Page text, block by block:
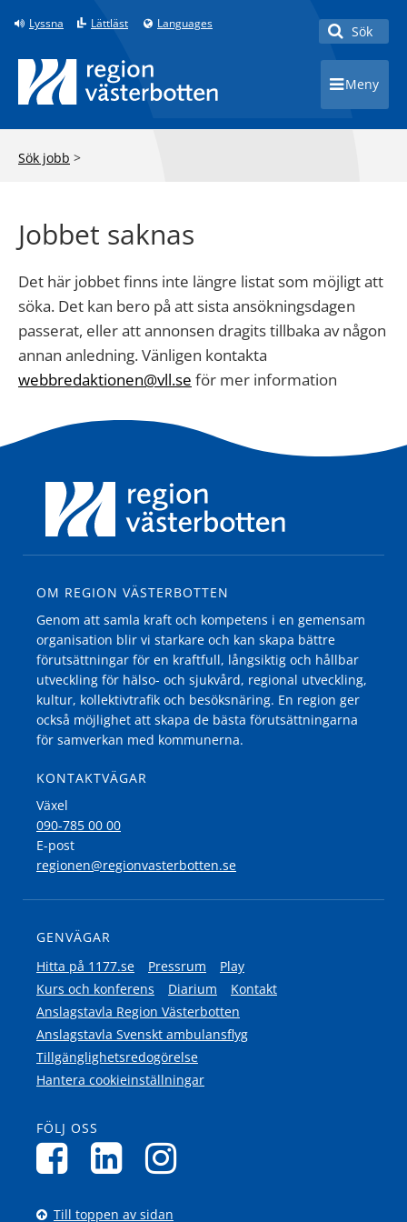
Lyssna Lättläst Languages
Toggle
Sök
Toggle
Meny
Sök jobb >
Jobbet saknas
Det här jobbet finns inte längre listat som möjligt att
söka. Det kan bero på att sista ansökningsdagen
passerat, eller att annonsen dragits tillbaka av någon
annan anledning. Vänligen kontakta
webbredaktionen@vll.se för mer information
OM REGION VÄSTERBOTTEN
Genom att samla kraft och kompetens i en gemensam
organisation blir vi starkare och kan skapa bättre
förutsättningar för en kraftfull, långsiktig och hållbar
utveckling för hälso- och sjukvård, regional utveckling,
kultur, kollektivtrafik och besöksnäring. En region ger
också möjlighet att skapa de bästa förutsättningarna
för samverkan med kommunerna.
KONTAKTVÄGAR
Växel
090-785 00 00
E-post
regionen@regionvasterbotten.se
GENVÄGAR
Hitta på 1177.se
Pressrum
Play
Kurs och konferens
Diarium
Kontakt
Anslagstavla Region Västerbotten
Anslagstavla Svenskt ambulansflyg
Tillgänglighetsredogörelse
Hantera cookieinställningar
FÖLJ OSS
Till toppen av sidan